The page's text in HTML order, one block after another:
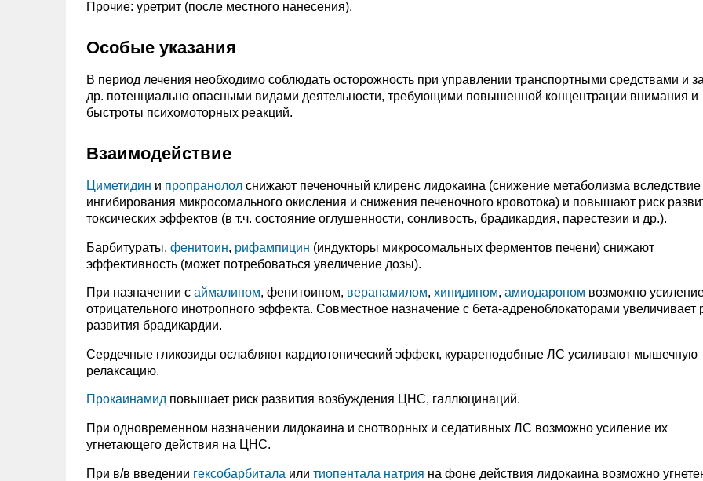
Прочие: уретрит (после местного нанесения).
Особые указания
В период лечения необходимо соблюдать осторожность при управлении транспортными средствами и
др. потенциально опасными видами деятельности, требующими повышенной концентрации внимания и
быстроты психомоторных реакций.
Взаимодействие
Циметидин и пропранолол снижают печеночный клиренс лидокаина (снижение метаболизма вследствие
ингибирования микросомального окисления и снижения печеночного кровотока) и повышают риск
токсических эффектов (в т.ч. состояние оглушенности, сонливость, брадикардия, парестезии и др.).
Барбитураты, фенитоин, рифампицин (индукторы микросомальных ферментов печени) снижают
эффективность (может потребоваться увеличение дозы).
При назначении с аймалином, фенитоином, верапамилом, хинидином, амиодароном возможно
отрицательного инотропного эффекта. Совместное назначение с бета-адреноблокаторами увеличивает
развития брадикардии.
Сердечные гликозиды ослабляют кардиотонический эффект, курареподобные ЛС усиливают мышечную
релаксацию.
Прокаинамид повышает риск развития возбуждения ЦНС, галлюцинаций.
При одновременном назначении лидокаина и снотворных и седативных ЛС возможно усиление их
угнетающего действия на ЦНС.
При в/в введении гексобарбитала или тиопентала натрия на фоне действия лидокаина возможно